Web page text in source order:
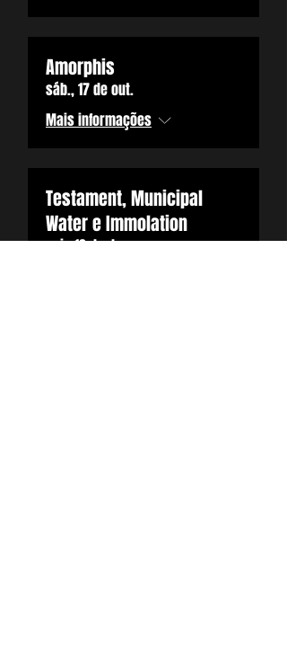
Amorphis
sáb., 17 de out.
Mais informações
Testament, Municipal
Water e Immolation
qui., 10 de dez.